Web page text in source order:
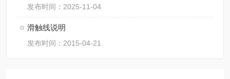
发布时间：2025-11-04
滑触线说明
发布时间：2015-04-21